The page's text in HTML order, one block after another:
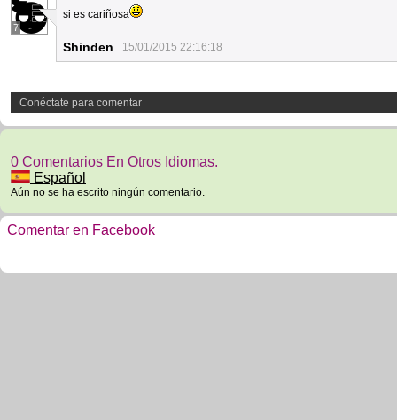
7
si es cariñosa
Shinden 15/01/2015 22:16:18
Conéctate para comentar
0 Comentarios En Otros Idiomas.
Español
Aún no se ha escrito ningún comentario.
Comentar en Facebook